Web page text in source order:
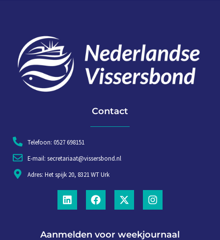
Contact
Telefoon: 0527 698151
E-mail: secretariaat@vissersbond.nl
Adres: Het spijk 20, 8321 WT Urk
Aanmelden voor weekjournaal